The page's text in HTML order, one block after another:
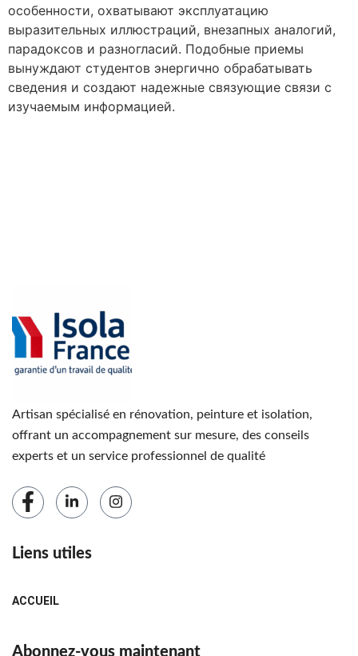
особенности, охватывают эксплуатацию
выразительных иллюстраций, внезапных аналогий,
парадоксов и разногласий. Подобные приемы
вынуждают студентов энергично обрабатывать
сведения и создают надежные связующие связи с
изучаемым информацией.
Artisan spécialisé en rénovation, peinture et isolation,
offrant un accompagnement sur mesure, des conseils
experts et un service professionnel de qualité
Liens utiles
ACCUEIL
Abonnez-vous maintenant